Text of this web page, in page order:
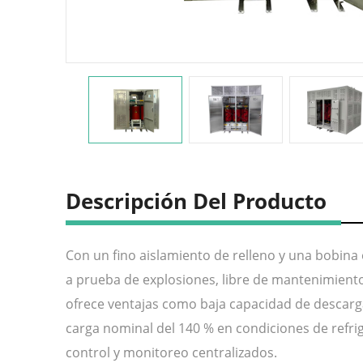
Descripción Del Producto
Con un fino aislamiento de relleno y una
a prueba de explosiones, libre de
ofrece ventajas como baja capacidad de
carga nominal del 140 % en condiciones de
control y monitoreo centralizados.